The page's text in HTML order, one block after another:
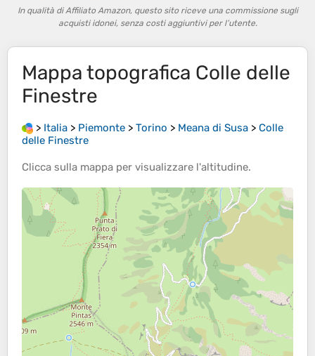
In qualità di Affiliato Amazon, questo sito riceve una commissione sugli
acquisti idonei, senza costi aggiuntivi per l’utente.
Mappa topografica Colle delle
Finestre
> Italia > Piemonte > Torino > Meana di Susa > Colle
delle Finestre
Clicca sulla mappa per visualizzare l'altitudine.